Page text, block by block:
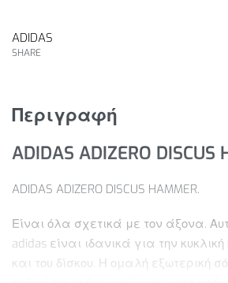
ADIDAS
SHARE
Περιγραφή
ADIDAS ADIZERO DISCUS
ADIDAS ADIZERO DISCUS HAMMER.
Είναι όλα σχετικά με τον άξονα.
adidas είναι ιδανικά για την
και του δίσκου. Η ομαλή εξωτερική